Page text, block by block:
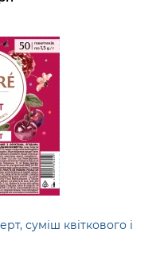
суміш квіткового і